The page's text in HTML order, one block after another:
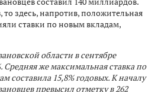
то здесь, напротив, положительная
ставки по новым вкладам,
области в сентябре
Средняя же максимальная ставка по
составила 15,8% годовых. К началу
превысил отметку в 262